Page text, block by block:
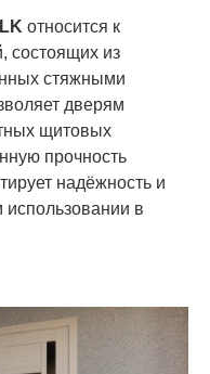
относится к
состоящих из
стяжными
дверям
щитовых
прочность
надёжность и
использовании в